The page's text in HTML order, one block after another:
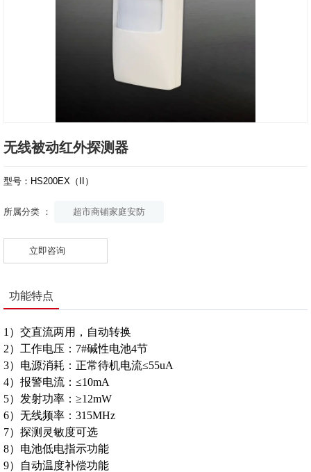
无线被动红外探测器
型号：HS200EX（II）
所属分类 ： 超市商铺家庭安防
立即咨询
功能特点
1）交直流两用，自动转换
2）工作电压：7#碱性电池4节
3）电源消耗：正常待机电流≤55uA
4）报警电流：≤10mA
5）发射功率：≥12mW
6）无线频率：315MHz
7）探测灵敏度可选
8）电池低电指示功能
9）自动温度补偿功能